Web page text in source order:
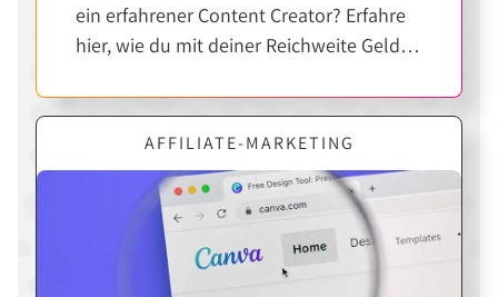
ein erfahrener Content Creator? Erfahre
hier, wie du mit deiner Reichweite Geld
AFFILIATE-MARKETING